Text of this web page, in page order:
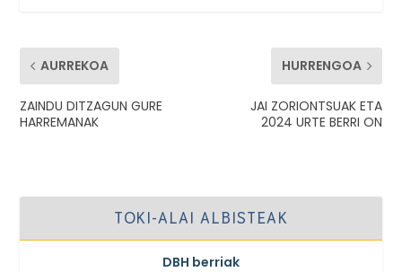
AURREKOA
ZAINDU DITZAGUN GURE
HARREMANAK
HURRENGOA
JAI ZORIONTSUAK ETA
2024 URTE BERRI ON
TOKI-ALAI ALBISTEAK
DBH berriak